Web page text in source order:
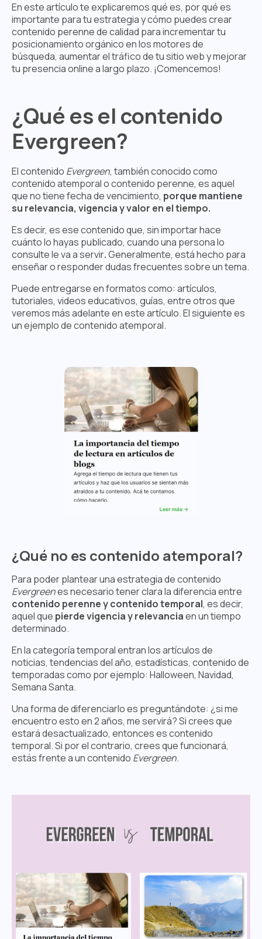
En este artículo te explicaremos qué es, por qué es
importante para tu estrategia y cómo puedes crear
contenido perenne de calidad para incrementar tu
posicionamiento orgánico en los motores de
búsqueda, aumentar el tráfico de tu sitio web y mejorar
tu presencia online a largo plazo. ¡Comencemos!
¿Qué es el contenido
Evergreen?
El contenido Evergreen, también conocido como
contenido atemporal o contenido perenne, es aquel
que no tiene fecha de vencimiento, porque mantiene
su relevancia, vigencia y valor en el tiempo.
Es decir, es ese contenido que, sin importar hace
cuánto lo hayas publicado, cuando una persona lo
consulte le va a servir.Generalmente, está hecho para
enseñar o responder dudas frecuentes sobre un tema.
Puede entregarse en formatos como: artículos,
tutoriales, videos educativos, guías, entre otros que
veremos más adelante en este artículo. El siguiente es
un ejemplo de contenido atemporal.
¿Qué no es contenido atemporal?
Para poder plantear una estrategia de contenido
Evergreenes necesario tener clara la diferencia entre
contenido perenne y contenido temporal, es decir,
aquel que pierde vigencia y relevanciaen un tiempo
determinado.
En la categoría temporal entran los artículos de
noticias, tendencias del año, estadísticas, contenido de
temporadas como por ejemplo: Halloween, Navidad,
Semana Santa.
Una forma de diferenciarlo es preguntándote: ¿si me
encuentro esto en 2 años, me servirá? Si crees que
estará desactualizado, entonces es contenido
temporal. Si por el contrario, crees que funcionará,
estás frente a un contenido Evergreen.